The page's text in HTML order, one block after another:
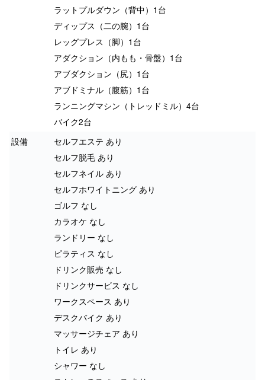
ラットプルダウン（背中）1台
ディップス（二の腕）1台
レッグプレス（脚）1台
アダクション（内もも・骨盤）1台
アブダクション（尻）1台
アブドミナル（腹筋）1台
ランニングマシン（トレッドミル）4台
バイク2台
設備
セルフエステ あり
セルフ脱毛 あり
セルフネイル あり
セルフホワイトニング あり
ゴルフ なし
カラオケ なし
ランドリー なし
ピラティス なし
ドリンク販売 なし
ドリンクサービス なし
ワークスペース あり
デスクバイク あり
マッサージチェア あり
トイレ あり
シャワー なし